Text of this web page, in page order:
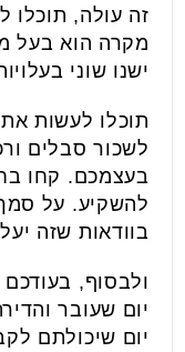
זה עולה,
מקרה הוא בעל
ישנו שוני
תוכלו לעשות
לשכור סבלים
בעצמכם. קחו
להשקיע. על סמך
בוודאות שזה
ולבסוף,
יום שעובר
יום שיכולתם